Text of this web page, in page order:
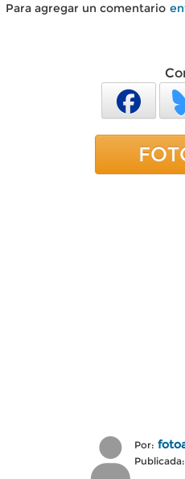
Para agregar un comentario
Por: